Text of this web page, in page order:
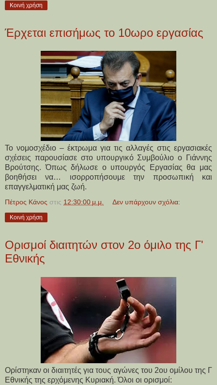
Κοινή χρήση
Έρχεται επισήμως το 10ωρο εργασίας
Το νομοσχέδιο – έκτρωμα για τις αλλαγές στις εργασιακές
σχέσεις παρουσίασε στο υπουργικό Συμβούλιο ο Γιάννης
Βρούτσης. Όπως δήλωσε ο υπουργός Εργασίας θα μας
βοηθήσει να… ισορροπήσουμε την προσωπική και
επαγγελματική μας ζωή.
Πέτρος Κάνος στις 12:30:00 μ.μ. Δεν υπάρχουν σχόλια:
Κοινή χρήση
Ορισμοί διαιτητών στον 2ο όμιλο της Γ'
Εθνικής
Ορίστηκαν οι διαιτητές για τους αγώνες του 2ου ομίλου της Γ
Εθνικής της ερχόμενης Κυριακή. Όλοι οι ορισμοί: